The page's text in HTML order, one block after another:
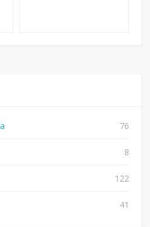
76
8
122
41